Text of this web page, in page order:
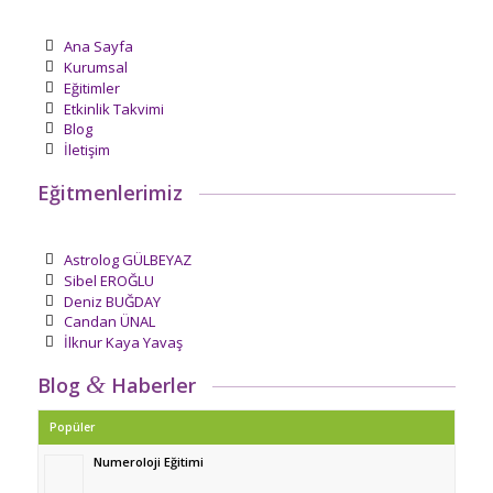
Ana Sayfa
Kurumsal
Eğitimler
Etkinlik Takvimi
Blog
İletişim
Eğitmenlerimiz
Astrolog GÜLBEYAZ
Sibel EROĞLU
Deniz BUĞDAY
Candan ÜNAL
İlknur Kaya Yavaş
Blog &Haberler
Popüler
Numeroloji Eğitimi